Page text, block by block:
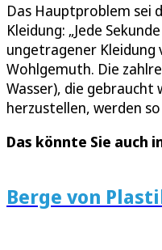
Das Hauptproblem sei
Kleidung: „Jede
ungetragener Kleidung
Wohlgemuth. Die
Wasser), die gebraucht
herzustellen, werden
Das könnte Sie auch
Berge von